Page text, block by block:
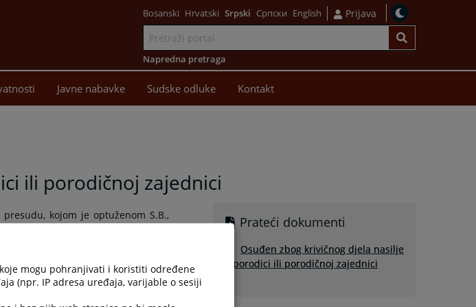
Bosanski Hrvatski Srpski Српски English Prijava
Napredna pretraga
Javne nabavke Sudske odluke Kontakt
ili porodičnoj zajednici
kojom je optuženom S.B.,
190. stav 1. Krivičnog zakonika
i istovremeno odredio da se
presude ne učini novo
se obavezuje da na ime troškova
Prateći dokumenti
Osuđen zbog krivičnog djela nasilje
u porodici ili porodičnoj zajednici
mogu pohranjivati i koristiti određene
(npr. IP adresa uređaja, varijable o sesiji